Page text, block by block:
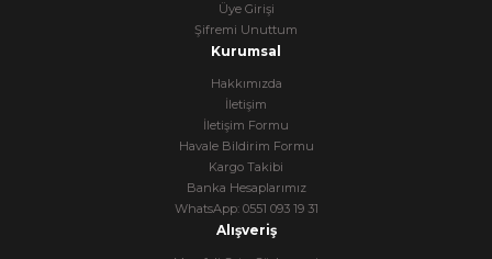
Üye Girişi
Şifremi Unuttum
Kurumsal
Hakkımızda
İletişim
İletişim Formu
Havale Bildirim Formu
Kargo Takibi
Banka Hesaplarımız
WhatsApp: 0551 093 19 31
Alışveriş